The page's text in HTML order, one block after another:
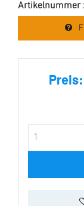
Artikelnummer :
Preis: